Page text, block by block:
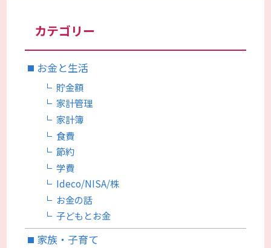
カテゴリー
お金と生活
貯金額
家計管理
家計簿
食費
節約
学費
Ideco/NISA/株
お金の話
子どもとお金
家族・子育て